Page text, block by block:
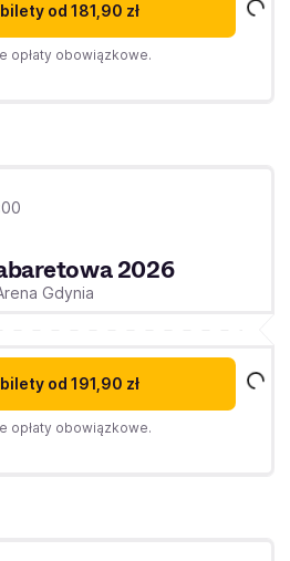
bilety od 181,90 zł
opłaty obowiązkowe.
2026
Gdynia
bilety od 191,90 zł
opłaty obowiązkowe.